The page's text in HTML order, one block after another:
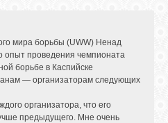
мира борьбы (UWW) Ненад
опыт проведения чемпионата
борьбе в Каспийске
— организаторам следующих
организатора, что его
предыдущего. Мне очень